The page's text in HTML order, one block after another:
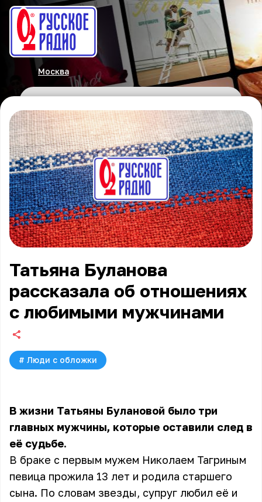
Москва
Татьяна Буланова
рассказала об отношениях
с любимыми мужчинами
# Люди с обложки
В жизни Татьяны Булановой было три
главных мужчины, которые оставили след в
её судьбе.
В браке с первым мужем Николаем Тагриным
певица прожила 13 лет и родила старшего
сына. По словам звезды, супруг любил её и